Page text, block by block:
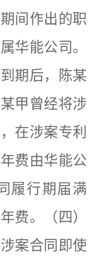
间作出的职
华能公司。
期后，陈某
甲曾经将涉
在涉案专利
费由华能公
履行期届满
费。（四）
案合同即使